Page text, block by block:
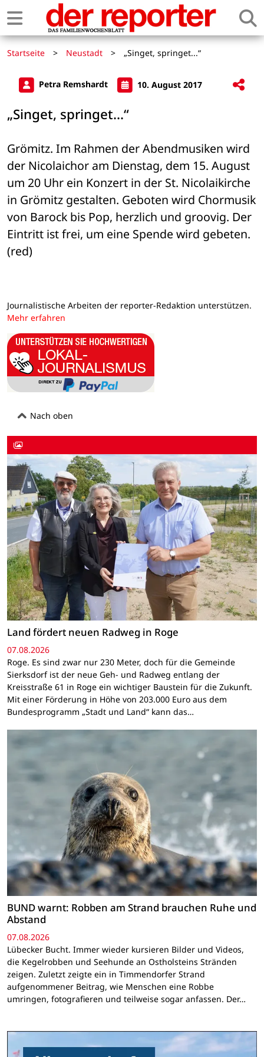
Startseite > Neustadt > „Singet, springet...“
Petra Remshardt 10. August 2017
„Singet, springet...“
Grömitz. Im Rahmen der Abendmusiken wird
der Nicolaichor am Dienstag, dem 15. August
um 20 Uhr ein Konzert in der St. Nicolaikirche
in Grömitz gestalten. Geboten wird Chormusik
von Barock bis Pop, herzlich und groovig. Der
Eintritt ist frei, um eine Spende wird gebeten.
(red)
Journalistische Arbeiten der reporter-Redaktion unterstützen.
Mehr erfahren
Nach oben
Land fördert neuen Radweg in Roge
07.08.2026
Roge. Es sind zwar nur 230 Meter, doch für die Gemeinde
Sierksdorf ist der neue Geh- und Radweg entlang der
Kreisstraße 61 in Roge ein wichtiger Baustein für die Zukunft.
Mit einer Förderung in Höhe von 203.000 Euro aus dem
Bundesprogramm „Stadt und Land“ kann das…
BUND warnt: Robben am Strand brauchen Ruhe und
Abstand
07.08.2026
Lübecker Bucht. Immer wieder kursieren Bilder und Videos,
die Kegelrobben und Seehunde an Ostholsteins Stränden
zeigen. Zuletzt zeigte ein in Timmendorfer Strand
aufgenommener Beitrag, wie Menschen eine Robbe
umringen, fotografieren und teilweise sogar anfassen. Der…